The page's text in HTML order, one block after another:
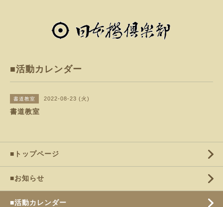
■活動カレンダー
書道教室 2022-08-23 (火)
書道教室
■トップページ
■お知らせ
■活動カレンダー